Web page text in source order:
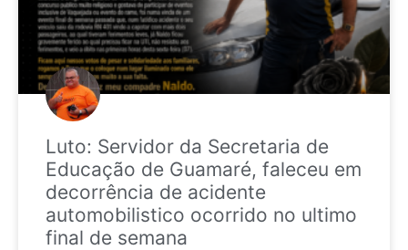
Luto: Servidor da Secretaria de
Educação de Guamaré, faleceu em
decorrência de acidente
automobilistico ocorrido no ultimo
final de semana